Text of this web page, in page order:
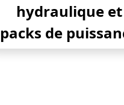
hydraulique et
packs de